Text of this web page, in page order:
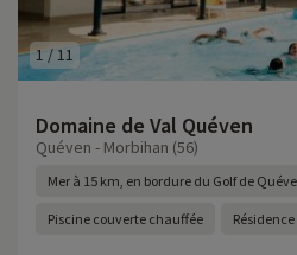
1/11
Domaine de Val Quéven
Quéven - Morbihan (56)
Mer à 15 km, en bordure du Golf de
Piscine couverte chauffée